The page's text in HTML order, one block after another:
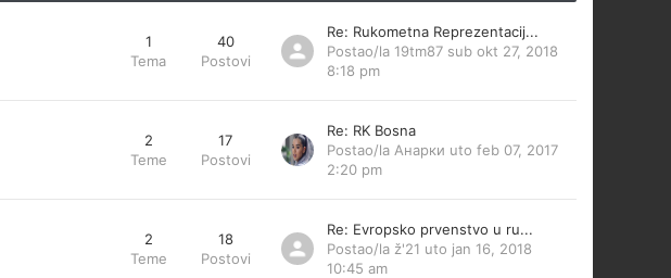
1
Tema
40
Postovi
Re: Rukometna Reprezentacij...
Postao/la 19tm87 sub okt 27, 2018
8:18 pm
2
Teme
17
Postovi
Re: RK Bosna
Postao/la Анарки uto feb 07, 2017
2:20 pm
2
Teme
18
Postovi
Re: Evropsko prvenstvo u ru...
Postao/la ž'21 uto jan 16, 2018
10:45 am